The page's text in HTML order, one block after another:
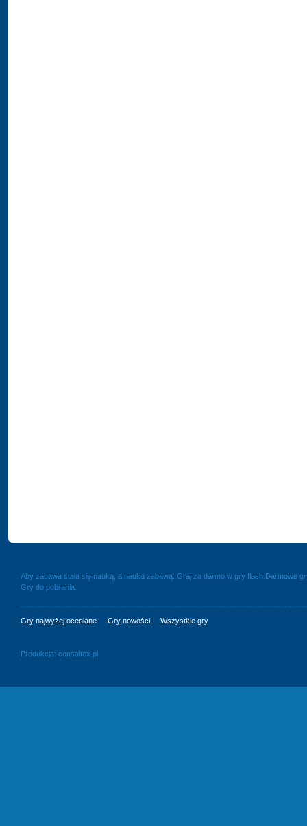
Aby zabawa stała się nauką, a nauka zabawą. Graj za darmo w gry
Gry do pobrania.
Gry najwyżej oceniane Gry nowości Wszystkie gry
Produkcja: consaltex.pl